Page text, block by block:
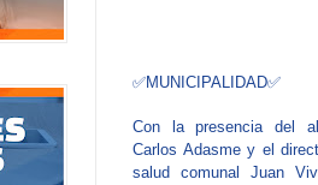
✅MUNICIPALIDAD✅
Con la presencia del
Carlos Adasme y el
salud comunal Juan